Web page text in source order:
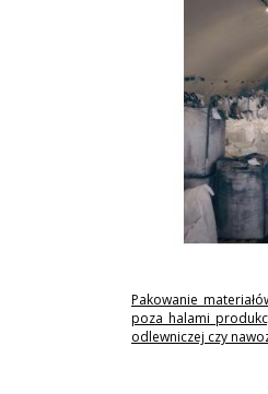
Pakowanie
poza halami
odlewniczej czy